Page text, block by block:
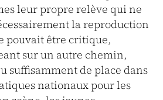
leur propre relève qui ne
la reproduction
pouvait être critique,
sur un autre chemin,
suffisamment de place dans
nationaux pour les